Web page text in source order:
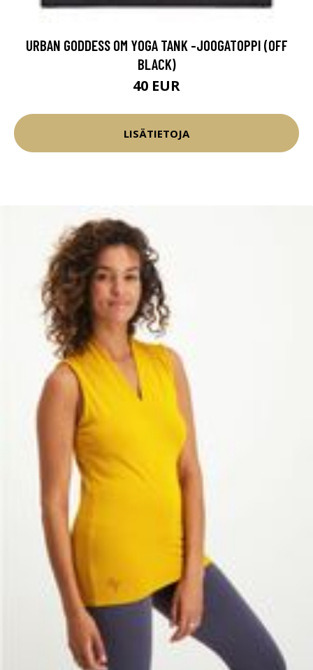
URBAN GODDESS OM YOGA TANK -JOOGATOPPI (OFF
BLACK)
40 EUR
LISÄTIETOJA